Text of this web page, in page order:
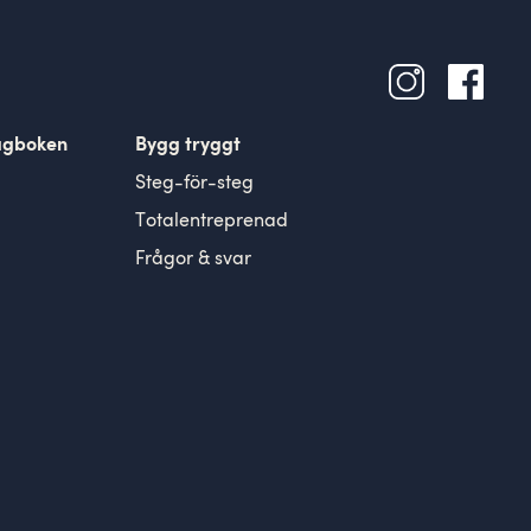
Bygg tryggt
Steg-för-steg
Totalentreprenad
Frågor & svar